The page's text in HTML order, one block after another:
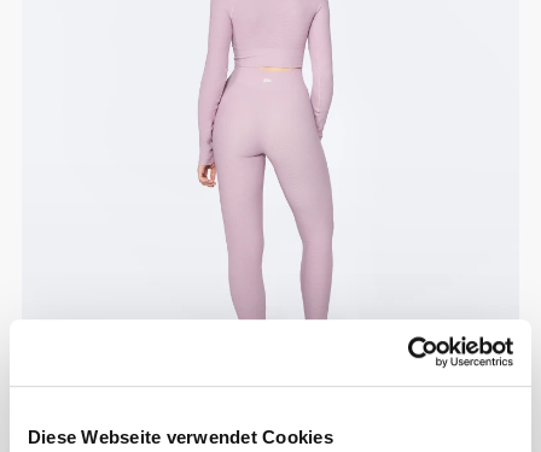
Diese Webseite verwendet Cookies